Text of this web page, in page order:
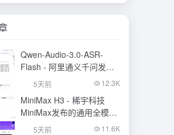
Qwen-Audio-3.0-ASR-
Flash - 阿里通义千问发布
的语音识别大模型
5天前 12.3K
MiniMax H3 - 稀宇科技
MiniMax发布的通用全模态
生成模型
5天前 11.6K